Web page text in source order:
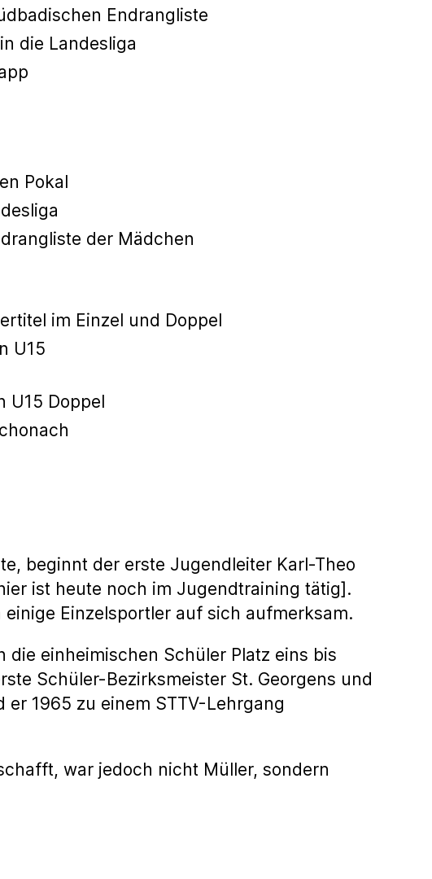
Endrangliste
die Landesliga
Pokal
der Mädchen
im Einzel und Doppel
U15
Doppel
beginnt der erste Jugendleiter Karl-Theo
ist heute noch im Jugendtraining tätig].
Einzelsportler auf sich aufmerksam.
einheimischen Schüler Platz eins bis
Schüler-Bezirksmeister St. Georgens und
1965 zu einem STTV-Lehrgang
war jedoch nicht Müller, sondern